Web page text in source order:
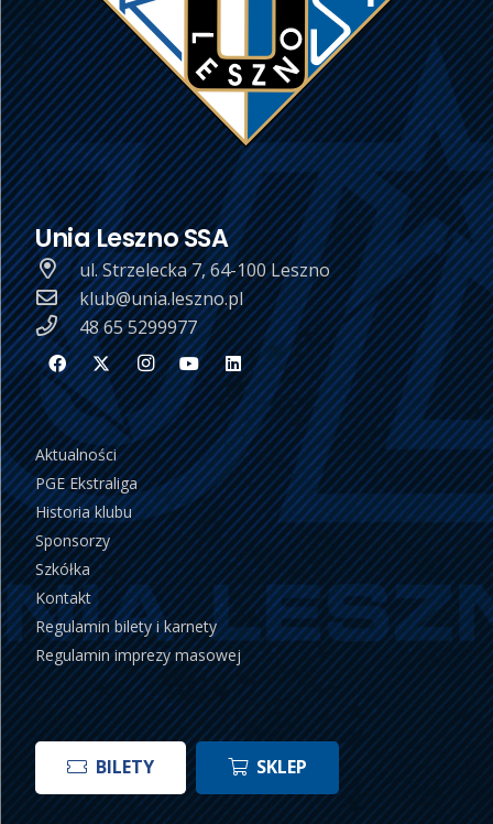
Unia Leszno SSA
ul. Strzelecka 7, 64-100 Leszno
klub@unia.leszno.pl
48 65 5299977
Aktualności
PGE Ekstraliga
Historia klubu
Sponsorzy
Szkółka
Kontakt
Regulamin bilety i karnety
Regulamin imprezy masowej
BILETY SKLEP